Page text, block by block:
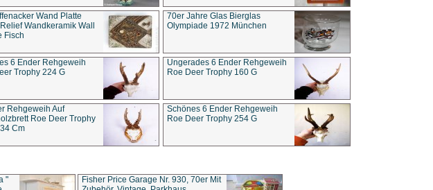
Wand Platte
Wandkeramik Wall
Fisch
70er Jahre Glas Bierglas
Olympiade 1972 München
6 Ender Rehgeweih
Trophy 224 G
Ungerades 6 Ender Rehgeweih
Roe Deer Trophy 160 G
Rehgeweih Auf
Roe Deer Trophy
Cm
Schönes 6 Ender Rehgeweih
Roe Deer Trophy 254 G
"
Fisher Price Garage Nr. 930, 70er Mit